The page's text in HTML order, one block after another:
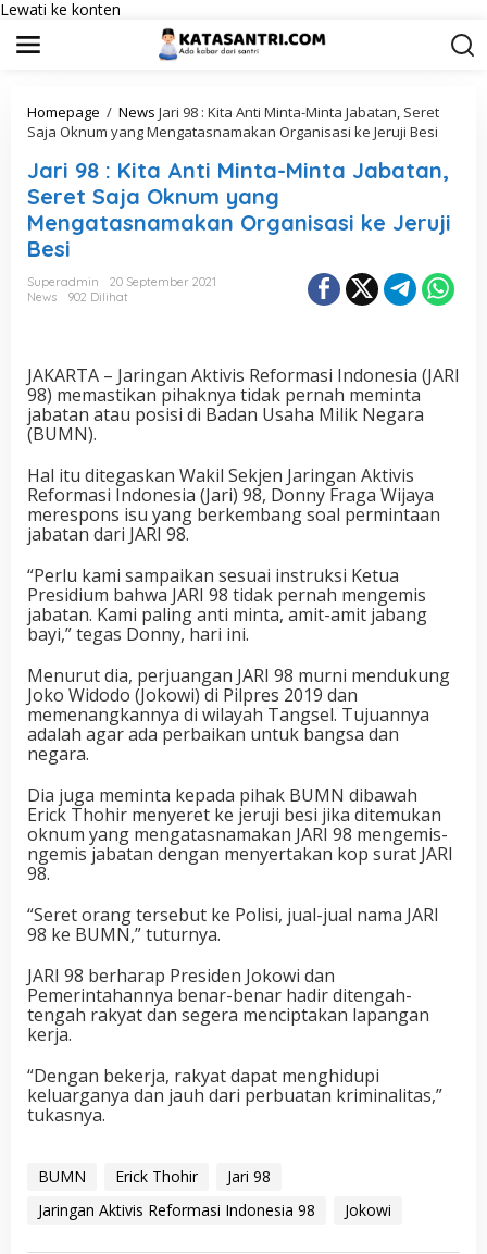
Lewati ke konten
Homepage / News Jari 98 : Kita Anti Minta-Minta Jabatan, Seret
Saja Oknum yang Mengatasnamakan Organisasi ke Jeruji Besi
Jari 98 : Kita Anti Minta-Minta Jabatan,
Seret Saja Oknum yang
Mengatasnamakan Organisasi ke Jeruji
Besi
Superadmin
20 September 2021
News
902 Dilihat
JAKARTA – Jaringan Aktivis Reformasi Indonesia (JARI
98) memastikan pihaknya tidak pernah meminta
jabatan atau posisi di Badan Usaha Milik Negara
(BUMN).
Hal itu ditegaskan Wakil Sekjen Jaringan Aktivis
Reformasi Indonesia (Jari) 98, Donny Fraga Wijaya
merespons isu yang berkembang soal permintaan
jabatan dari JARI 98.
“Perlu kami sampaikan sesuai instruksi Ketua
Presidium bahwa JARI 98 tidak pernah mengemis
jabatan. Kami paling anti minta, amit-amit jabang
bayi,” tegas Donny, hari ini.
Menurut dia, perjuangan JARI 98 murni mendukung
Joko Widodo (Jokowi) di Pilpres 2019 dan
memenangkannya di wilayah Tangsel. Tujuannya
adalah agar ada perbaikan untuk bangsa dan
negara.
Dia juga meminta kepada pihak BUMN dibawah
Erick Thohir menyeret ke jeruji besi jika ditemukan
oknum yang mengatasnamakan JARI 98 mengemis-
ngemis jabatan dengan menyertakan kop surat JARI
98.
“Seret orang tersebut ke Polisi, jual-jual nama JARI
98 ke BUMN,” tuturnya.
JARI 98 berharap Presiden Jokowi dan
Pemerintahannya benar-benar hadir ditengah-
tengah rakyat dan segera menciptakan lapangan
kerja.
“Dengan bekerja, rakyat dapat menghidupi
keluarganya dan jauh dari perbuatan kriminalitas,”
tukasnya.
BUMN Erick Thohir
Jari 98
Jaringan Aktivis Reformasi Indonesia 98
Jokowi